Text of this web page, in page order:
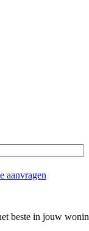
aanvragen
beste in jouw